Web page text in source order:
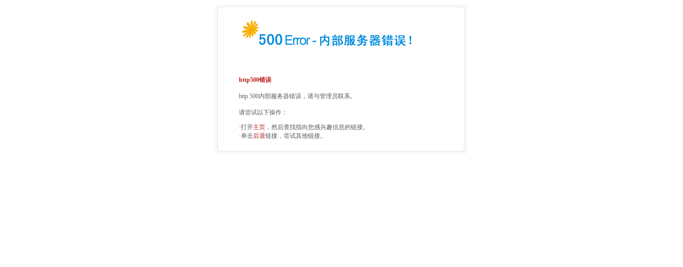
http500错误
http 500内部服务器错误，请与管理员联系。
请尝试以下操作：
·打开主页 ，然后查找指向您感兴趣信息的链接。
·单击后退链接，尝试其他链接。